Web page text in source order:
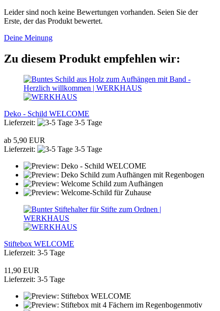
Leider sind noch keine Bewertungen vorhanden. Seien Sie der
Erste, der das Produkt bewertet.
Deine Meinung
Zu diesem Produkt empfehlen wir:
Deko - Schild WELCOME
Lieferzeit:
3-5 Tage
ab 5,90 EUR
Lieferzeit:
3-5 Tage
Stiftebox WELCOME
Lieferzeit: 3-5 Tage
11,90 EUR
Lieferzeit: 3-5 Tage